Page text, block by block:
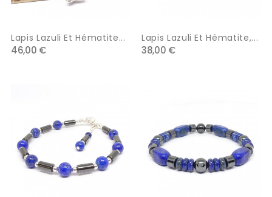
Lapis Lazuli Et Hématite...
46,00 €
Lapis Lazuli Et Hématite,...
38,00 €